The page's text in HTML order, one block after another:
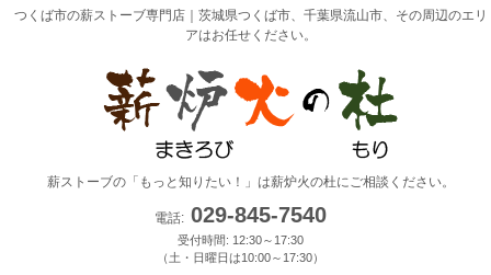
つくば市の薪ストーブ専門店｜茨城県つくば市、千葉県流山市、その周辺のエリ
アはお任せください。
薪ストーブの「もっと知りたい！」は薪炉火の杜にご相談ください。
電話:029-845-7540
受付時間: 12:30～17:30
（土・日曜日は10:00～17:30）